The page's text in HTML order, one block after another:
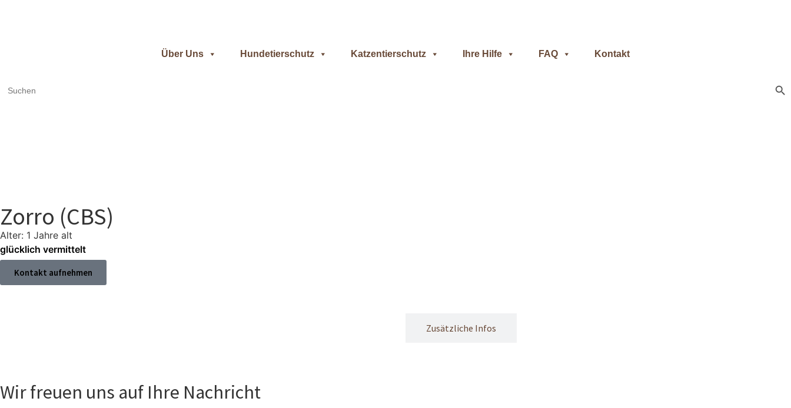
Über Uns Hundetierschutz Katzentierschutz Ihre Hilfe FAQ Kontakt
for:
Zorro (CBS)
Alter: 1 Jahre alt
glücklich vermittelt
Kontakt aufnehmen
Zusätzliche Infos
Wir freuen uns auf Ihre Nachricht